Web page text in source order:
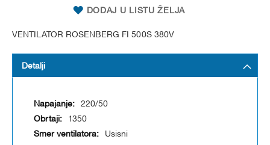
DODAJ U LISTU ŽELJA
VENTILATOR ROSENBERG FI 500S 380V
Detalji
220/50
1350
Usisni